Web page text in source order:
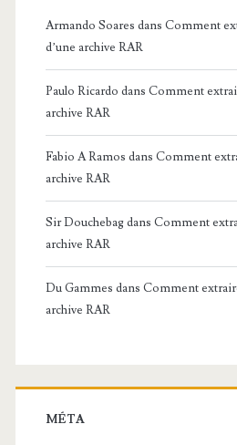
Armando Soares dans Comment
d’une archive RAR
Paulo Ricardo dans Comment
archive RAR
Fabio A Ramos dans Comment
archive RAR
Sir Douchebagdans Comment
archive RAR
Du Gammes dans Comment
archive RAR
MÉTA